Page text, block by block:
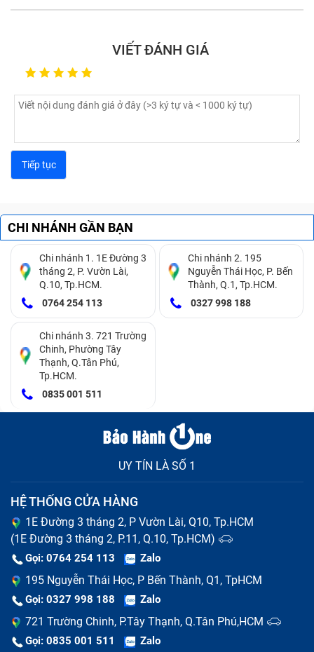
VIẾT ĐÁNH GIÁ
CHI NHÁNH GẦN BẠN
Chi nhánh 1. 1E Đường 3
tháng 2, P. Vườn Lài,
Q.10, Tp.HCM.
0764 254 113
Chi nhánh 2. 195
Nguyễn Thái Học, P. Bến
Thành, Q.1, Tp.HCM.
0327 998 188
Chi nhánh 3. 721 Trường
Chinh, Phường Tây
Thạnh, Q.Tân Phú,
Tp.HCM.
0835 001 511
UY TÍN LÀ SỐ 1
HỆ THỐNG CỬA HÀNG
1E Đường 3 tháng 2, P Vườn Lài, Q10, Tp.HCM
(1E Đường 3 tháng 2, P.11, Q.10, Tp.HCM)
Gọi: 0764 254 113 Zalo
195 Nguyễn Thái Học, P Bến Thành, Q1, TpHCM
Gọi: 0327 998 188 Zalo
721 Trường Chinh, P.Tây Thạnh, Q.Tân Phú,HCM
Gọi: 0835 001 511 Zalo